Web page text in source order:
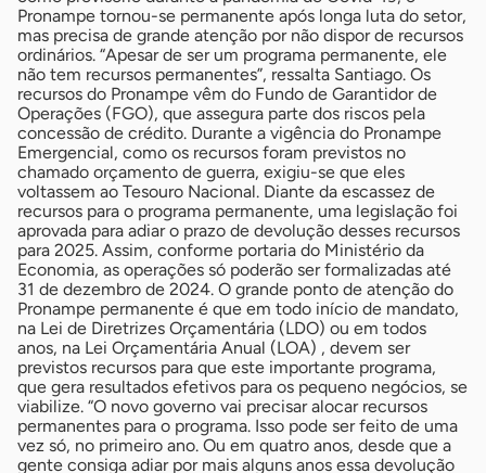
Pronampe tornou-se permanente após longa luta do setor,
mas precisa de grande atenção por não dispor de recursos
ordinários. “Apesar de ser um programa permanente, ele
não tem recursos permanentes”, ressalta Santiago. Os
recursos do Pronampe vêm do Fundo de Garantidor de
Operações (FGO), que assegura parte dos riscos pela
concessão de crédito. Durante a vigência do Pronampe
Emergencial, como os recursos foram previstos no
chamado orçamento de guerra, exigiu-se que eles
voltassem ao Tesouro Nacional. Diante da escassez de
recursos para o programa permanente, uma legislação foi
aprovada para adiar o prazo de devolução desses recursos
para 2025. Assim, conforme portaria do Ministério da
Economia, as operações só poderão ser formalizadas até
31 de dezembro de 2024. O grande ponto de atenção do
Pronampe permanente é que em todo início de mandato,
na Lei de Diretrizes Orçamentária (LDO) ou em todos
anos, na Lei Orçamentária Anual (LOA) , devem ser
previstos recursos para que este importante programa,
que gera resultados efetivos para os pequeno negócios, se
viabilize. “O novo governo vai precisar alocar recursos
permanentes para o programa. Isso pode ser feito de uma
vez só, no primeiro ano. Ou em quatro anos, desde que a
gente consiga adiar por mais alguns anos essa devolução